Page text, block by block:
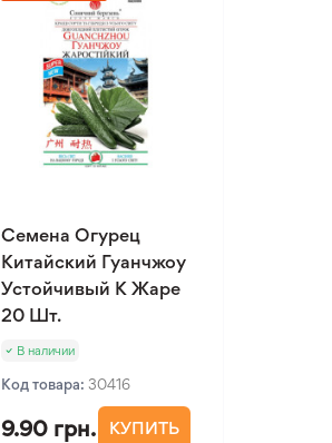
Семена Огурец
Китайский Гуанчжоу
Устойчивый К Жаре
20 Шт.
В наличии
Код товара: 30416
9.90 грн. КУПИТЬ